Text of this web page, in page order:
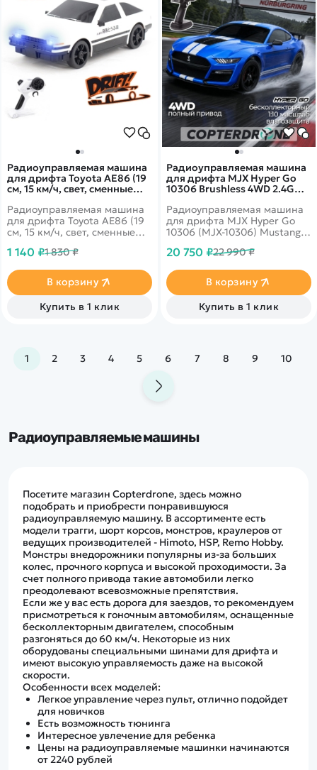
Радиоуправляемая машина
для дрифта Toyota AE86 (19
см, 15 км/ч, свет, сменные
White
Радиоуправляемая машина
для дрифта Toyota AE86 (19
см, 15 км/ч, свет, сменные
это машина, которая
Она имеет полный привод и
выполненная в масштабе
1 140 ₽1 830 ₽
В корзину
Купить в 1 клик
Радиоуправляемая машина
для дрифта MJX Hyper Go
10306 Brushless 4WD 2.4G
10306
Радиоуправляемая машина
для дрифта MJX Hyper Go
10306 (MJX‑10306) Mustang
манёвренность и стиль
20 750 ₽22 990 ₽
В корзину
Купить в 1 клик
1 2 3 4 5 6 7 8 9 10
Радиоуправляемые машины
Посетите магазин Copterdrone, здесь можно
подобрать и приобрести понравившуюся
радиоуправляемую машину. В ассортименте есть
модели трагги, шорт корсов, монстров, краулеров от
ведущих производителей - Himoto, HSP, Remo Hobby.
Монстры внедорожники популярны из-за больших
колес, прочного корпуса и высокой проходимости. За
счет полного привода такие автомобили легко
преодолевают всевозможные препятствия.
Если же у вас есть дорога для заездов, то рекомендуем
присмотреться к гоночным автомобилям, оснащенные
бесколлекторным двигателем, способным
разгоняться до 60 км/ч. Некоторые из них
оборудованы специальными шинами для дрифта и
имеют высокую управляемость даже на высокой
скорости.
Особенности всех моделей:
Легкое управление через пульт, отлично подойдет
для новичков
Есть возможность тюнинга
Интересное увлечение для ребенка
Цены на радиоуправляемые машинки начинаются
от 2240 рублей